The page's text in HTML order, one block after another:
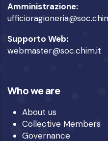
Amministrazione:
Supporto Web:
webmaster@soc.chim.it
Who we are
About us
Collective Members
Governance